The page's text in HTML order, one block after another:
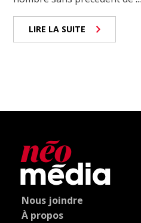
LIRE LA SUITE
Nous joindre
À propos